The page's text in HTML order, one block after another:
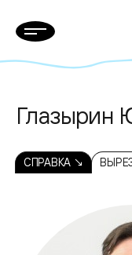
Глазырин
СПРАВКА ↘